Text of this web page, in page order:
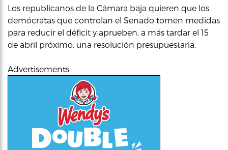
Los republicanos de la Cámara baja quieren que los
demócratas que controlan el Senado tomen medidas
para reducir el déficit y aprueben, a más tardar el 15
de abril próximo, una resolución presupuestaria.
Advertisements